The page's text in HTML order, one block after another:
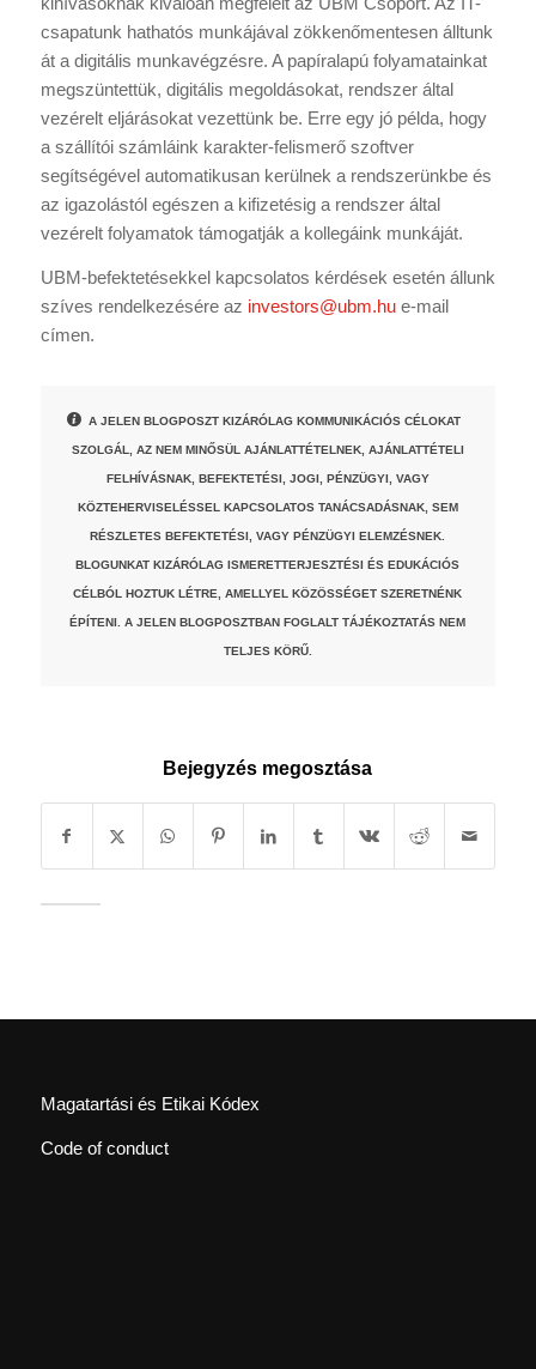
csapatunk hathatós munkájával zökkenőmentesen álltunk
át a digitális munkavégzésre. A papíralapú folyamatainkat
megszüntettük, digitális megoldásokat, rendszer által
vezérelt eljárásokat vezettünk be. Erre egy jó példa, hogy
a szállítói számláink karakter-felismerő szoftver
segítségével automatikusan kerülnek a rendszerünkbe és
az igazolástól egészen a kifizetésig a rendszer által
vezérelt folyamatok támogatják a kollegáink munkáját.
UBM-befektetésekkel kapcsolatos kérdések esetén állunk
szíves rendelkezésére az investors@ubm.hue-mail
címen.
A JELEN BLOGPOSZT KIZÁRÓLAG KOMMUNIKÁCIÓS CÉLOKAT
SZOLGÁL, AZ NEM MINŐSÜL AJÁNLATTÉTELNEK, AJÁNLATTÉTELI
FELHÍVÁSNAK, BEFEKTETÉSI, JOGI, PÉNZÜGYI, VAGY
KÖZTEHERVISELÉSSEL KAPCSOLATOS TANÁCSADÁSNAK, SEM
RÉSZLETES BEFEKTETÉSI, VAGY PÉNZÜGYI ELEMZÉSNEK.
BLOGUNKAT KIZÁRÓLAG ISMERETTERJESZTÉSI ÉS EDUKÁCIÓS
CÉLBÓL HOZTUK LÉTRE, AMELLYEL KÖZÖSSÉGET SZERETNÉNK
ÉPÍTENI. A JELEN BLOGPOSZTBAN FOGLALT TÁJÉKOZTATÁS NEM
TELJES KÖRŰ.
Bejegyzés megosztása
Magatartási és Etikai Kódex
Code of conduct